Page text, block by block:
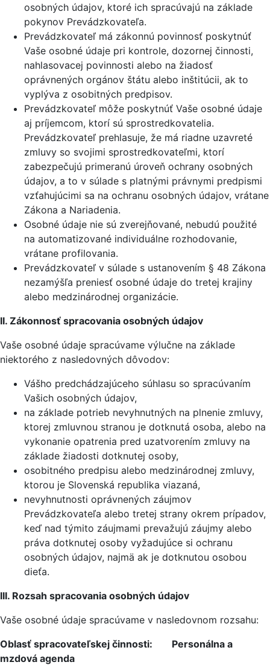
osobných údajov, ktoré ich spracúvajú na základe
pokynov Prevádzkovateľa.
Prevádzkovateľ má zákonnú povinnosť poskytnúť
Vaše osobné údaje pri kontrole, dozornej činnosti,
nahlasovacej povinnosti alebo na žiadosť
oprávnených orgánov štátu alebo inštitúcii, ak to
vyplýva z osobitných predpisov.
Prevádzkovateľ môže poskytnúť Vaše osobné údaje
aj príjemcom, ktorí sú sprostredkovatelia.
Prevádzkovateľ prehlasuje, že má riadne uzavreté
zmluvy so svojimi sprostredkovateľmi, ktorí
zabezpečujú primeranú úroveň ochrany osobných
údajov, a to v súlade s platnými právnymi predpismi
vzťahujúcimi sa na ochranu osobných údajov, vrátane
Zákona a Nariadenia.
Osobné údaje nie sú zverejňované, nebudú použité
na automatizované individuálne rozhodovanie,
vrátane profilovania.
Prevádzkovateľ v súlade s ustanovením § 48 Zákona
nezamýšľa preniesť osobné údaje do tretej krajiny
alebo medzinárodnej organizácie.
II. Zákonnosť spracovania osobných údajov
Vaše osobné údaje spracúvame výlučne na základe
niektorého z nasledovných dôvodov:
Vášho predchádzajúceho súhlasu so spracúvaním
Vašich osobných údajov,
na základe potrieb nevyhnutných na plnenie zmluvy,
ktorej zmluvnou stranou je dotknutá osoba, alebo na
vykonanie opatrenia pred uzatvorením zmluvy na
základe žiadosti dotknutej osoby,
osobitného predpisu alebo medzinárodnej zmluvy,
ktorou je Slovenská republika viazaná,
nevyhnutnosti oprávnených záujmov
Prevádzkovateľa alebo tretej strany okrem prípadov,
keď nad týmito záujmami prevažujú záujmy alebo
práva dotknutej osoby vyžadujúce si ochranu
osobných údajov, najmä ak je dotknutou osobou
dieťa.
III. Rozsah spracovania osobných údajov
Vaše osobné údaje spracúvame v nasledovnom rozsahu:
Oblasť spracovateľskej činnosti: Personálna a
mzdová agenda